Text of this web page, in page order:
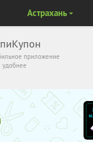
приложение
Астрахань